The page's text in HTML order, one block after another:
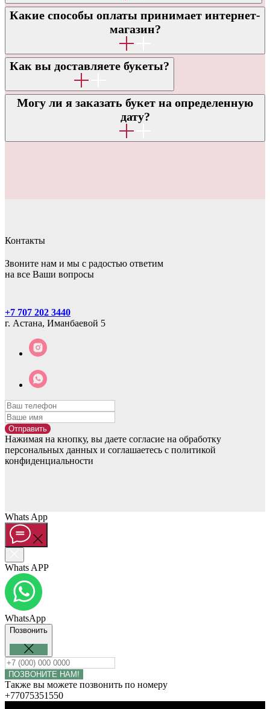
ОТВЕТЫ НА ЧАСТО
ЗАДАВАЕМЫЕ ВОПРОСЫ
Какие способы оплаты принимает интернет-
магазин?
Как вы доставляете букеты?
Могу ли я заказать букет на определенную
дату?
Контакты
Звоните нам и мы с радостью ответим
на все Ваши вопросы
+7 707 202 3440
г. Астана, Иманбаевой 5
Отправить
Нажимая на кнопку, вы даете согласие на обработку
персональных данных и соглашаетесь c политикой
конфиденциальности
Whats App
Whats APP
WhatsApp
Позвонить
ПОЗВОНИТЕ НАМ!
Также вы можете позвонить по номеру
+77075351550